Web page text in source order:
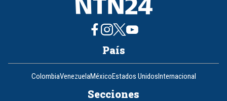
País
ColombiaVenezuelaMéxicoEstados UnidosInternacional
Secciones